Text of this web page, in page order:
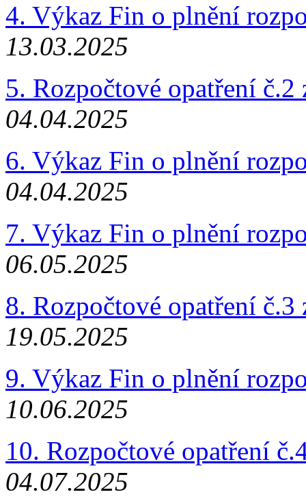
4. Výkaz Fin o plnění
13.03.2025
5. Rozpočtové opatření
04.04.2025
6. Výkaz Fin o plnění
04.04.2025
7. Výkaz Fin o plnění
06.05.2025
8. Rozpočtové opatření
19.05.2025
9. Výkaz Fin o plnění
10.06.2025
10. Rozpočtové opatření
04.07.2025